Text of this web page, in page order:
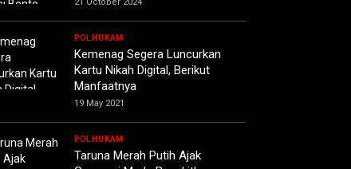
21 October 2024
POLHUKAM
Kemenag Segera Luncurkan
Kartu Nikah Digital, Berikut
Manfaatnya
19 May 2021
POLHUKAM
Taruna Merah Putih Ajak